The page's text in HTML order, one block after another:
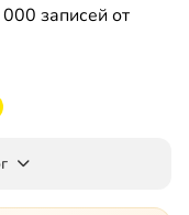
записей от